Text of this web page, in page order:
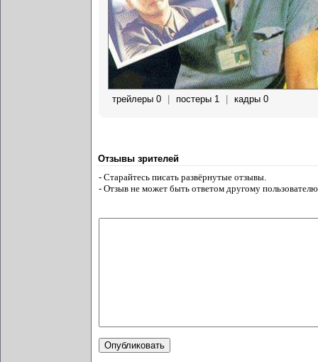
трейлеры 0 постеры 1 кадры 0
Отзывы зрителей
- Старайтесь писать развёрнутые отзывы.
- Отзыв не может быть ответом другому